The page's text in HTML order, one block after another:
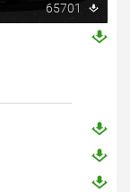
65701